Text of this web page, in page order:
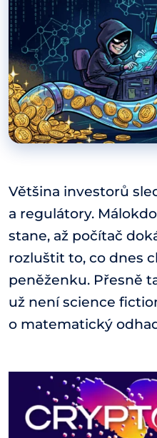
Většina investorů
a regulátory.
stane, až počítač
rozluštit to, co dnes
peněženku. Přesně
už není science
o matematický